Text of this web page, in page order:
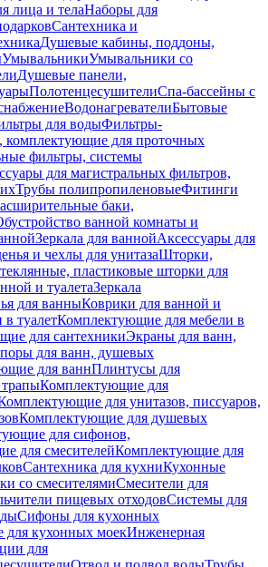
лица и телаНаборы для
Сантехника и
Душевые кабины, поддоны,
УмывальникиУмывальники со
Душевые панели,
ПолотенцесушителиСпа-бассейны с
ВодонагревателиБытовые
для водыФильтры-
комплектующие для проточных
фильтры, системы
для магистральных фильтров,
Трубы полипропиленовыеФитинги
баки,
ванной комнаты и
Зеркала для ваннойАксессуары для
и чехлы для унитазаШторки,
пластиковые шторки для
и туалетаЗеркала
для ванныКоврики для ванной и
туалетКомплектующие для мебели в
для сантехникиЭкраны для ванн,
для ванн, душевых
для ваннПлинтусы для
Комплектующие для
для унитазов, писсуаров,
Комплектующие для душевых
для сифонов,
для смесителейКомплектующие для
Сантехника для кухниКухонные
со смесителямиСмесители для
пищевых отходовСистемы для
Сифоны для кухонных
кухонных моекИнженерная
для